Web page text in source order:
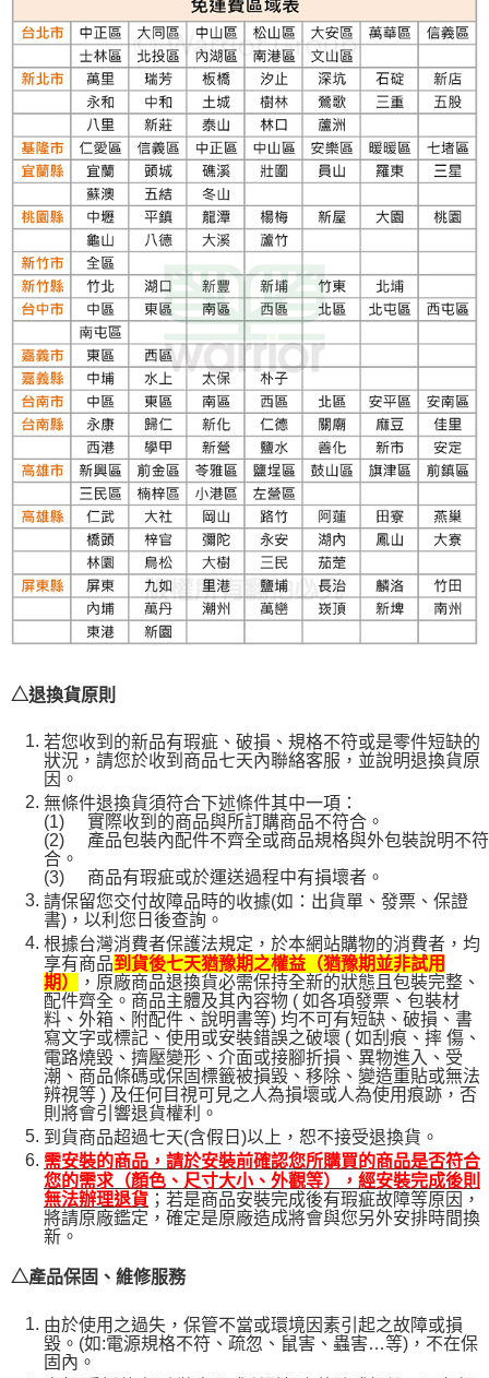
△退換貨原則
若您收到的新品有瑕疵、破損、規格不符或是零件短缺的
狀況，請您於收到商品七天內聯絡客服，並說明退換貨原
因。
無條件退換貨須符合下述條件其中一項：
(1)
實際收到的商品與所訂購商品不符合。
(2)
產品包裝內配件不齊全或商品規格與外包裝說明不符
合。
(3)
商品有瑕疵或於運送過程中有損壞者。
請保留您交付故障品時的收據(如：出貨單、發票、保證
書)，以利您日後查詢。
根據台灣消費者保護法規定，於本網站購物的消費者，均
享有商品到貨後七天猶豫期之權益（猶豫期並非試用
期）
，原廠商品退換貨必需保持全新的狀態且包裝完整、
配件齊全。商品主體及其內容物 ( 如各項發票、包裝材
料、外箱、附配件、說明書等) 均不可有短缺、破損、書
寫文字或標記、使用或安裝錯誤之破壞 ( 如刮痕、摔 傷、
電路燒毀、擠壓變形、介面或接腳折損、異物進入、受
潮、商品條碼或保固標籤被損毀、移除、變造重貼或無法
辨視等 ) 及任何目視可見之人為損壞或人為使用痕跡，否
則將會引響退貨權利。
到貨商品超過七天(含假日)以上，恕不接受退換貨。
需安裝的商品，請於安裝前確認您所購買的商品是否符合
您的需求（顏色、尺寸大小、外觀等），經安裝完成後則
無法辦理退貨 ；若是商品安裝完成後有瑕疵故障等原因，
將請原廠鑑定，確定是原廠造成將會與您另外安排時間換
新。
△產品保固、維修服務
由於使用之過失，保管不當或環境因素引起之故障或損
毀。(如:電源規格不符、疏忽、鼠害、蟲害…等)，不在保
固內。